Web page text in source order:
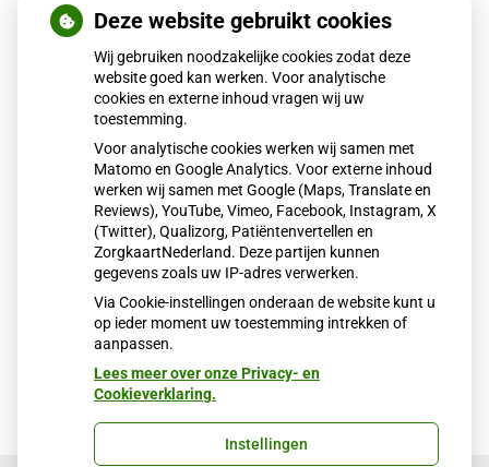
zullen er zonodig zeker een beroep op doen!
– brengen van persoonlijke beschermingsmiddelen zoals
wegwerpoveralls en mondkapjes. Super !
– lekkers, bloemen en knutsels. Zo lief !
U helpt ons nog het meest door de adviezen te volgen:
Blijf zoveel mogelijk thuis en houd afstand !
Maar weet dat we wel voor u klaar staan, zoveel mogelijk
via de telefoon, en waar nodig op de praktijk of bij u thuis.
Publicatiedatum:19-12-2021
Deze website gebruikt cookies
Wij gebruiken noodzakelijke cookies zodat deze
website goed kan werken. Voor analytische
cookies en externe inhoud vragen wij uw
toestemming.
Voor analytische cookies werken wij samen met
Matomo en Google Analytics. Voor externe inhoud
werken wij samen met Google (Maps, Translate en
Reviews), YouTube, Vimeo, Facebook, Instagram, X
(Twitter), Qualizorg, Patiëntenvertellen en
ZorgkaartNederland. Deze partijen kunnen
gegevens zoals uw IP-adres verwerken.
Via Cookie-instellingen onderaan de website kunt u
op ieder moment uw toestemming intrekken of
aanpassen.
Lees meer over onze Privacy- en
Cookieverklaring.
Instellingen